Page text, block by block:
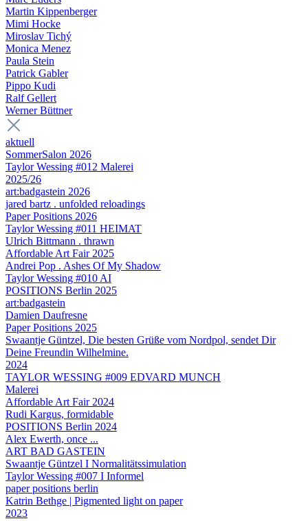
Martin Kippenberger
Mimi Hocke
Miroslav Tichý
Monica Menez
Paula Stein
Patrick Gabler
Pippo Kudi
Ralf Gellert
Werner Büttner
aktuell
SommerSalon 2026
Taylor Wessing #012 Malerei
2025/26
art:badgastein 2026
jared bartz . unfolded reloadings
Paper Positions 2026
Taylor Wessing #011 HEIMAT
Ulrich Bittmann . thrawn
Affordable Art Fair 2025
Andrei Pop . Ashes Of My Shadow
Taylor Wessing #010 AI
POSITIONS Berlin 2025
art:badgastein
Damien Daufresne
Paper Positions 2025
Swaantje Güntzel, Die besten Grüße vom Nordpol, sendet Dir
Deine Freundin Wilhelmine.
2024
TAYLOR WESSING #009 EDVARD MUNCH
Malerei
Affordable Art Fair 2024
Rudi Kargus, formidable
POSITIONS Berlin 2024
Alex Ewerth, once ...
ART BAD GASTEIN
Swaantje Güntzel I Normalitätssimulation
Taylor Wessing #007 I Informel
paper positions berlin
Katrin Bethge | Pigmented light on paper
2023